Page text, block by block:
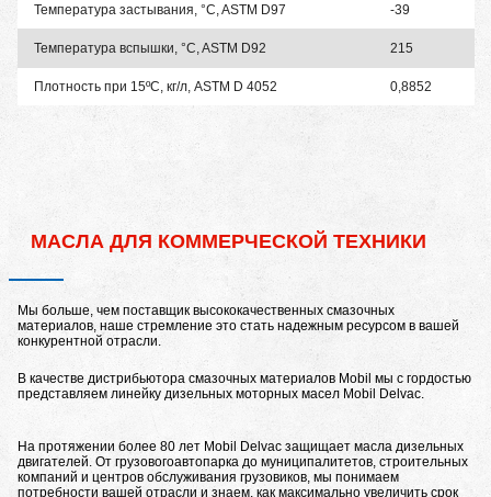
Температура застывания, °C, ASTM D97 -39
Температура вспышки, °C, ASTM D92 215
Плотность при 15ºС, кг/л, ASTM D 4052 0,8852
МАСЛА ДЛЯ КОММЕРЧЕСКОЙ ТЕХНИКИ
Мы больше, чем поставщик высококачественных смазочных
материалов, наше стремление это стать надежным ресурсом в вашей
конкурентной отрасли.
В качестве дистрибьютора смазочных материалов Mobil мы с гордостью
представляем линейку дизельных моторных масел Mobil Delvac.
На протяжении более 80 лет Mobil Delvac защищает масла дизельных
двигателей. От грузовогоавтопарка до муниципалитетов, строительных
компаний и центров обслуживания грузовиков, мы понимаем
потребности вашей отрасли и знаем, как максимально увеличить срок